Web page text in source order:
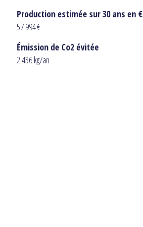
Production estimée sur 30 ans en €
57 994 €
Émission de Co2 évitée
2 436 kg/an